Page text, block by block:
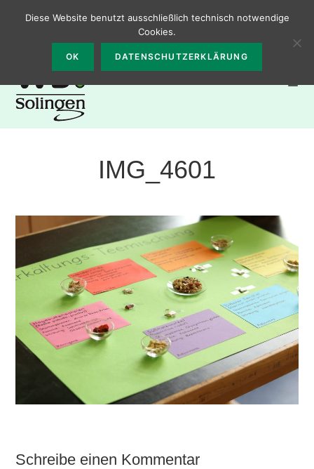
0212 – 2331300
Walter-Bremer-Institut, Burgstr. 65, 42655
Solingen
IMG_4601
Schreibe einen Kommentar
Diese Website benutzt ausschließlich technisch notwendige
Cookies.
OK DATENSCHUTZERKLÄRUNG